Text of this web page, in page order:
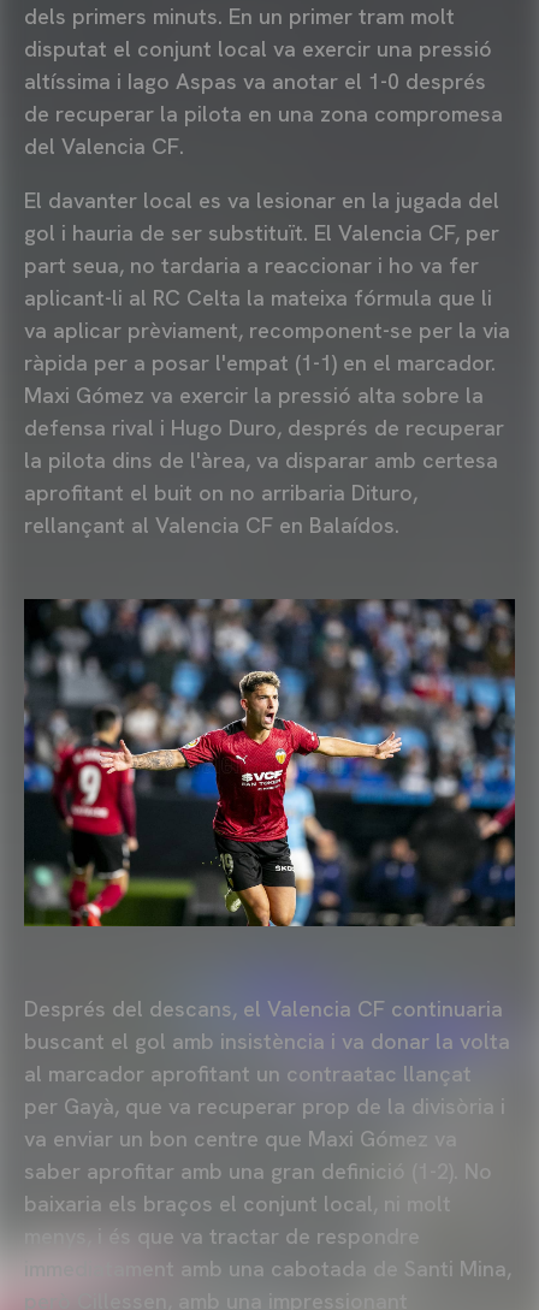
dels primers minuts. En un primer tram molt
disputat el conjunt local va exercir una pressió
altíssima i Iago Aspas va anotar el 1-0 després
de recuperar la pilota en una zona compromesa
del Valencia CF.
El davanter local es va lesionar en la jugada del
gol i hauria de ser substituït. El Valencia CF, per
part seua, no tardaria a reaccionar i ho va fer
aplicant-li al RC Celta la mateixa fórmula que li
va aplicar prèviament, recomponent-se per la via
ràpida per a posar l'empat (1-1) en el marcador.
Maxi Gómez va exercir la pressió alta sobre la
defensa rival i Hugo Duro, després de recuperar
la pilota dins de l'àrea, va disparar amb certesa
aprofitant el buit on no arribaria Dituro,
rellançant al Valencia CF en Balaídos.
Després del descans, el Valencia CF continuaria
buscant el gol amb insistència i va donar la volta
al marcador aprofitant un contraatac llançat
per Gayà, que va recuperar prop de la divisòria i
va enviar un bon centre que Maxi Gómez va
saber aprofitar amb una gran definició (1-2). No
baixaria els braços el conjunt local, ni molt
menys, i és que va tractar de respondre
immediatament amb una cabotada de Santi Mina,
però Cillessen, amb una impressionant